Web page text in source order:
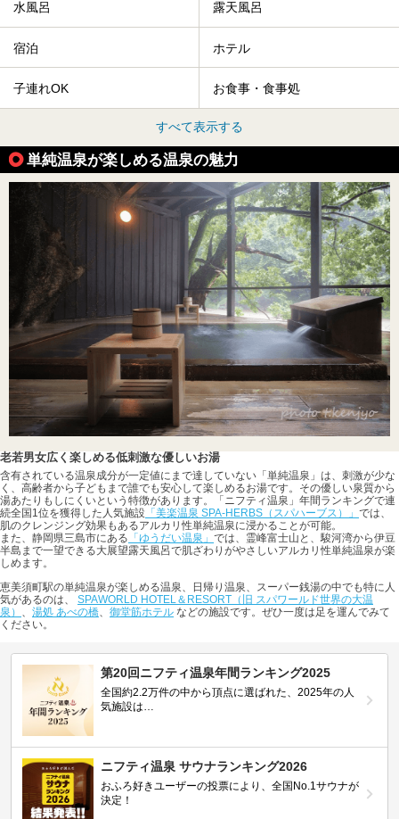
水風呂 露天風呂
宿泊 ホテル
子連れOK お食事・食事処
すべて表示する
単純温泉が楽しめる温泉の魅力
老若男女広く楽しめる低刺激な優しいお湯
含有されている温泉成分が一定値にまで達していない「単純温泉」は、刺激が少な
く、高齢者から子どもまで誰でも安心して楽しめるお湯です。その優しい泉質から
湯あたりもしにくいという特徴があります。「ニフティ温泉」年間ランキングで連
続全国1位を獲得した人気施設 「美楽温泉 SPA-HERBS（スパハーブス）」 では、
肌のクレンジング効果もあるアルカリ性単純温泉に浸かることが可能。
また、静岡県三島市にある 「ゆうだい温泉」 では、霊峰富士山と、駿河湾から伊豆
半島まで一望できる大展望露天風呂で肌ざわりがやさしいアルカリ性単純温泉が楽
しめます。
恵美須町駅の単純温泉が楽しめる温泉、日帰り温泉、スーパー銭湯の中でも特に人
気があるのは、 SPAWORLD HOTEL＆RESORT（旧 スパワールド世界の大温
泉） 、 湯処 あべの橋、 御堂筋ホテル などの施設です。ぜひ一度は足を運んでみて
ください。
第20回ニフティ温泉年間ランキング2025
全国約2.2万件の中から頂点に選ばれた、2025年の人
気施設は…
ニフティ温泉 サウナランキング2026
おふろ好きユーザーの投票により、全国No.1サウナが
決定！